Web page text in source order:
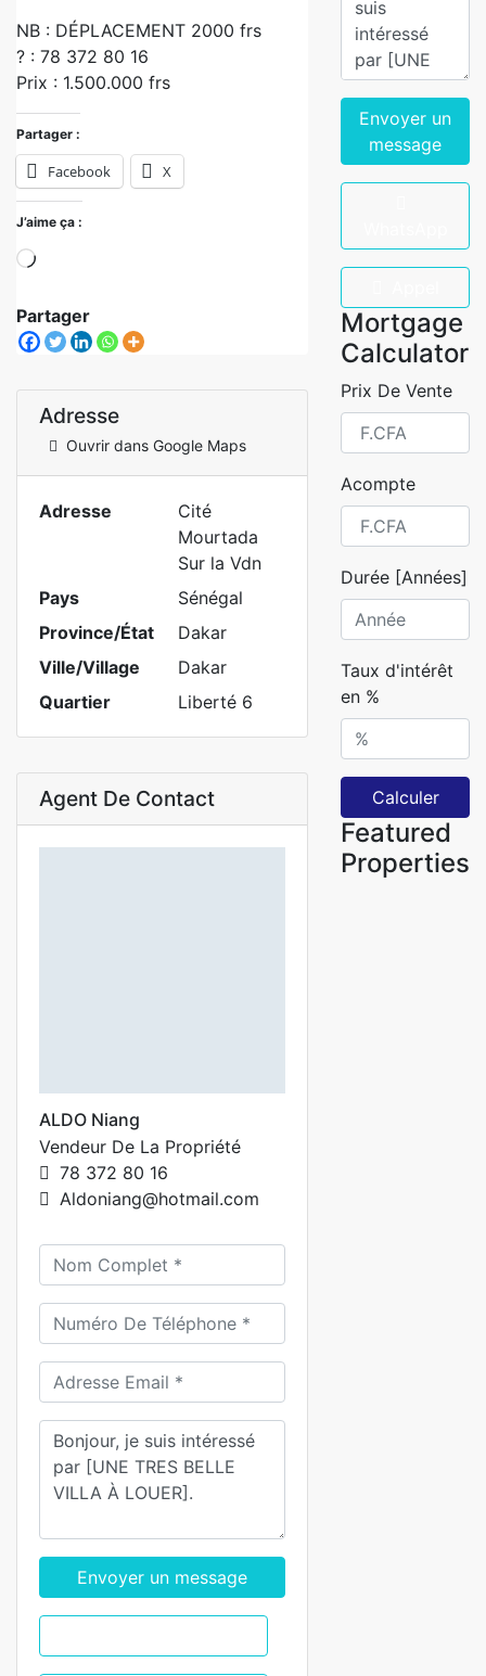
NB : DÉPLACEMENT 2000 frs
? : 78 372 80 16
Prix : 1.500.000 frs
Partager :
Facebook X
J’aime ça :
Partager
Adresse
Ouvrir dans Google Maps
Adresse
Cité
Mourtada
Sur la Vdn
Pays
Sénégal
Province/État
Dakar
Ville/Village
Dakar
Quartier
Liberté 6
Agent De Contact
ALDO Niang
Vendeur De La Propriété
78 372 80 16
Aldoniang@hotmail.com
Envoyer un message
Envoyer un
message
Mortgage
Calculator
Prix De Vente
Acompte
Durée [Années]
Taux d'intérêt
en %
Calculer
Featured
Properties